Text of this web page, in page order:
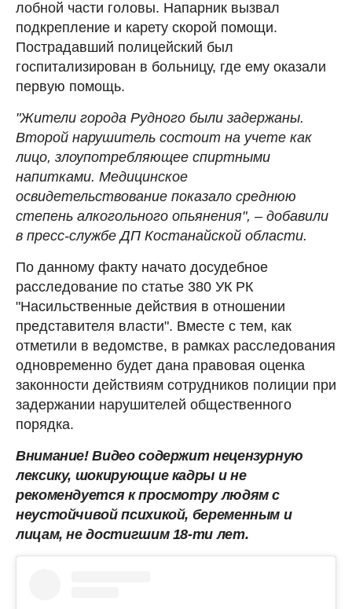
лобной части головы. Напарник вызвал
подкрепление и карету скорой помощи.
Пострадавший полицейский был
госпитализирован в больницу, где ему оказали
первую помощь.
"Жители города Рудного были задержаны.
Второй нарушитель состоит на учете как
лицо, злоупотребляющее спиртными
напитками. Медицинское
освидетельствование показало среднюю
степень алкогольного опьянения", – добавили
в пресс-службе ДП Костанайской области.
По данному факту начато досудебное
расследование по статье 380 УК РК
"Насильственные действия в отношении
представителя власти". Вместе с тем, как
отметили в ведомстве, в рамках расследования
одновременно будет дана правовая оценка
законности действиям сотрудников полиции при
задержании нарушителей общественного
порядка.
Внимание! Видео содержит нецензурную
лексику, шокирующие кадры и не
рекомендуется к просмотру людям с
неустойчивой психикой, беременным и
лицам, не достигшим 18-ти лет.